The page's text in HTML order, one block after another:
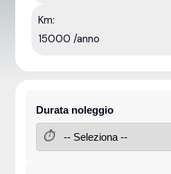
Km:
15000 /anno
Durata noleggio
⏱